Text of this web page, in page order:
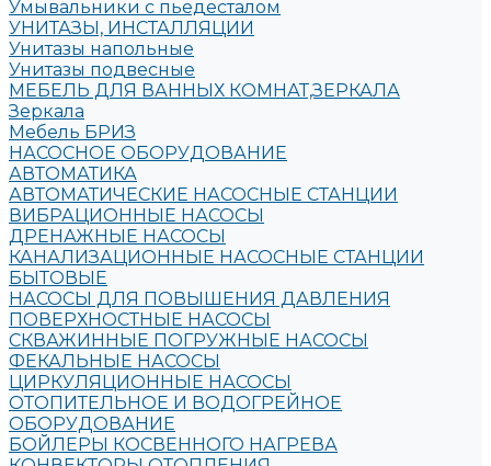
Умывальники с пьедесталом
УНИТАЗЫ, ИНСТАЛЛЯЦИИ
Унитазы напольные
Унитазы подвесные
МЕБЕЛЬ ДЛЯ ВАННЫХ КОМНАТ,ЗЕРКАЛА
Зеркала
Мебель БРИЗ
НАСОСНОЕ ОБОРУДОВАНИЕ
АВТОМАТИКА
АВТОМАТИЧЕСКИЕ НАСОСНЫЕ СТАНЦИИ
ВИБРАЦИОННЫЕ НАСОСЫ
ДРЕНАЖНЫЕ НАСОСЫ
КАНАЛИЗАЦИОННЫЕ НАСОСНЫЕ СТАНЦИИ
БЫТОВЫЕ
НАСОСЫ ДЛЯ ПОВЫШЕНИЯ ДАВЛЕНИЯ
ПОВЕРХНОСТНЫЕ НАСОСЫ
СКВАЖИННЫЕ ПОГРУЖНЫЕ НАСОСЫ
ФЕКАЛЬНЫЕ НАСОСЫ
ЦИРКУЛЯЦИОННЫЕ НАСОСЫ
ОТОПИТЕЛЬНОЕ И ВОДОГРЕЙНОЕ
ОБОРУДОВАНИЕ
БОЙЛЕРЫ КОСВЕННОГО НАГРЕВА